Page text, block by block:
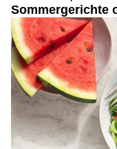
Sommergerichte